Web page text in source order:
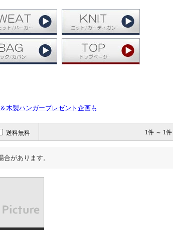
木製ハンガープレゼント企画も
送料無料 1件 ～ 1
があります。